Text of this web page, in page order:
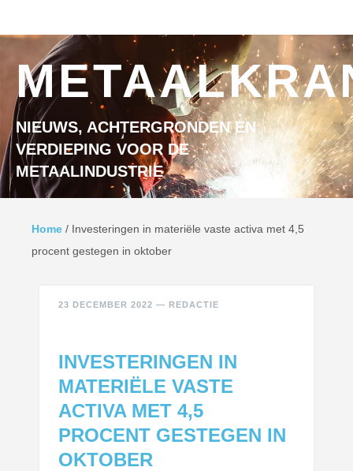
NIEUWS, ACHTERGRONDEN EN
VERDIEPING VOOR DE
METAALINDUSTRIE
Home / Investeringen in materiële vaste activa met 4,5
procent gestegen in oktober
23 DECEMBER 2022 — REDACTIE
INVESTERINGEN IN
MATERIËLE VASTE
ACTIVA MET 4,5
PROCENT GESTEGEN IN
OKTOBER